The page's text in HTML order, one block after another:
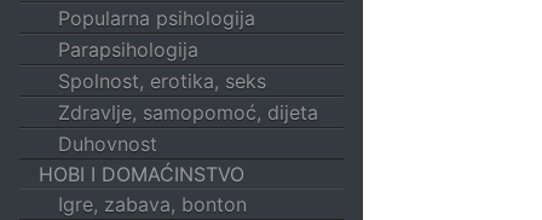
Popularna psihologija
Parapsihologija
Spolnost, erotika, seks
Zdravlje, samopomoć, dijeta
Duhovnost
HOBI I DOMAĆINSTVO
Igre, zabava, bonton